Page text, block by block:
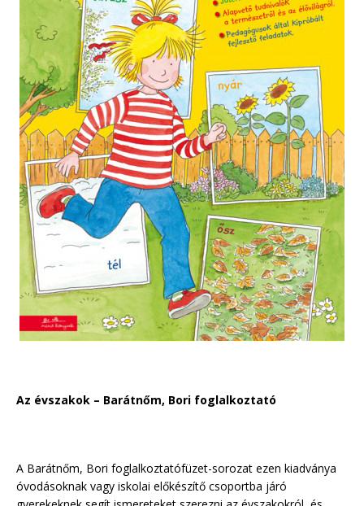
Az évszakok – Barátnőm, Bori foglalkoztató
A Barátnőm, Bori foglalkoztatófüzet-sorozat ezen kiadványa
óvodásoknak vagy iskolai előkészítő csoportba járó